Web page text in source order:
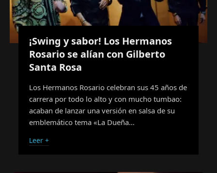
¡Swing y sabor! Los Hermanos
Rosario se alían con Gilberto
Santa Rosa
Los Hermanos Rosario celebran sus 45 años de
carrera por todo lo alto y con mucho tumbao:
acaban de lanzar una versión en salsa de su
emblemático tema «La Dueña…
Leer +